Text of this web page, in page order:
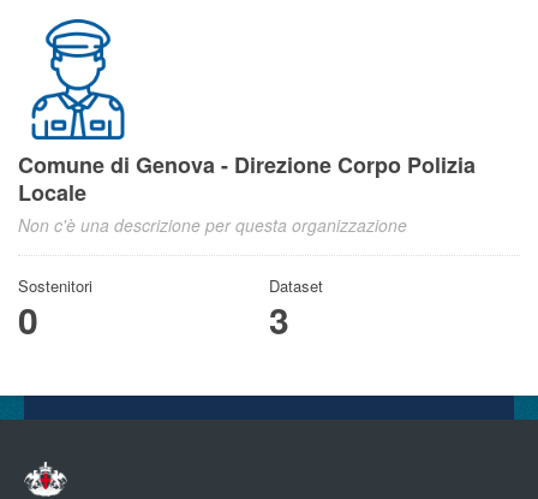
Comune di Genova - Direzione Corpo Polizia
Locale
Non c'è una descrizione per questa organizzazione
Sostenitori
0
Dataset
3